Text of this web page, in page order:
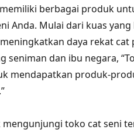
berbagai produk
Anda. Mulai dari kuas
daya rekat cat
seniman dan ibu negara,
mendapatkan produk-
mengunjungi toko cat seni